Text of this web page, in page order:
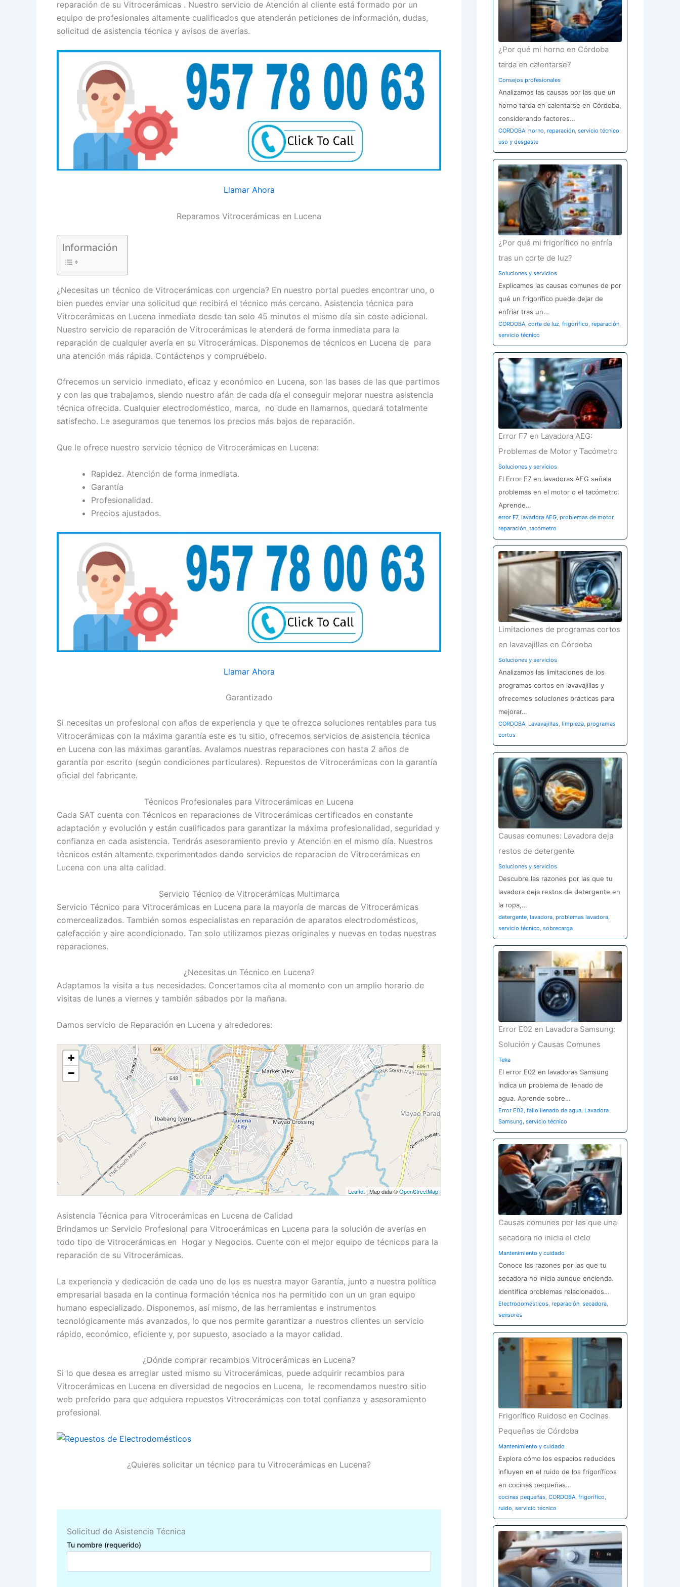
reparación de su Vitrocerámicas . Nuestro servicio de Atención al cliente está formado por un
equipo de profesionales altamente cualificados que atenderán peticiones de información, dudas,
solicitud de asistencia técnica y avisos de averías.
Llamar Ahora
Reparamos Vitrocerámicas en Lucena
Información
¿Necesitas un técnico de Vitrocerámicas con urgencia? En nuestro portal puedes encontrar uno, o
bien puedes enviar una solicitud que recibirá el técnico más cercano. Asistencia técnica para
Vitrocerámicas en Lucena inmediata desde tan solo 45 minutos el mismo día sin coste adicional.
Nuestro servicio de reparación de Vitrocerámicas le atenderá de forma inmediata para la
reparación de cualquier avería en su Vitrocerámicas. Disponemos de técnicos en Lucena de para
una atención más rápida. Contáctenos y compruébelo.
Ofrecemos un servicio inmediato, eficaz y económico en Lucena, son las bases de las que partimos
y con las que trabajamos, siendo nuestro afán de cada día el conseguir mejorar nuestra asistencia
técnica ofrecida. Cualquier electrodoméstico, marca, no dude en llamarnos, quedará totalmente
satisfecho. Le aseguramos que tenemos los precios más bajos de reparación.
Que le ofrece nuestro servicio técnico de Vitrocerámicas en Lucena:
Rapidez. Atención de forma inmediata.
Garantía
Profesionalidad.
Precios ajustados.
Llamar Ahora
Garantizado
Si necesitas un profesional con años de experiencia y que te ofrezca soluciones rentables para tus
Vitrocerámicas con la máxima garantía este es tu sitio, ofrecemos servicios de asistencia técnica
en Lucena con las máximas garantías. Avalamos nuestras reparaciones con hasta 2 años de
garantía por escrito (según condiciones particulares). Repuestos de Vitrocerámicas con la garantía
oficial del fabricante.
Técnicos Profesionales para Vitrocerámicas en Lucena
Cada SAT cuenta con Técnicos en reparaciones de Vitrocerámicas certificados en constante
adaptación y evolución y están cualificados para garantizar la máxima profesionalidad, seguridad y
confianza en cada asistencia. Tendrás asesoramiento previo y Atención en el mismo día. Nuestros
técnicos están altamente experimentados dando servicios de reparacion de Vitrocerámicas en
Lucena con una alta calidad.
Servicio Técnico de Vitrocerámicas Multimarca
Servicio Técnico para Vitrocerámicas en Lucena para la mayoría de marcas de Vitrocerámicas
comercealizados. También somos especialistas en reparación de aparatos electrodomésticos,
calefacción y aire acondicionado. Tan solo utilizamos piezas originales y nuevas en todas nuestras
reparaciones.
¿Necesitas un Técnico en Lucena?
Adaptamos la visita a tus necesidades. Concertamos cita al momento con un amplio horario de
visitas de lunes a viernes y también sábados por la mañana.
Damos servicio de Reparación en Lucena y alrededores:
+
−
Leaflet | Map data ©OpenStreetMap
Asistencia Técnica para Vitrocerámicas en Lucena de Calidad
Brindamos un Servicio Profesional para Vitrocerámicas en Lucena para la solución de averías en
todo tipo de Vitrocerámicas en Hogar y Negocios. Cuente con el mejor equipo de técnicos para la
reparación de su Vitrocerámicas.
La experiencia y dedicación de cada uno de los es nuestra mayor Garantía, junto a nuestra política
empresarial basada en la continua formación técnica nos ha permitido con un un gran equipo
humano especializado. Disponemos, así mismo, de las herramientas e instrumentos
tecnológicamente más avanzados, lo que nos permite garantizar a nuestros clientes un servicio
rápido, económico, eficiente y, por supuesto, asociado a la mayor calidad.
¿Dónde comprar recambios Vitrocerámicas en Lucena?
Si lo que desea es arreglar usted mismo su Vitrocerámicas, puede adquirir recambios para
Vitrocerámicas en Lucena en diversidad de negocios en Lucena, le recomendamos nuestro sitio
web preferido para que adquiera repuestos Vitrocerámicas con total confianza y asesoramiento
profesional.
¿Quieres solicitar un técnico para tu Vitrocerámicas en Lucena?
Solicitud de Asistencia Técnica
Tu nombre (requerido)
¿Por qué mi horno en Córdoba
tarda en calentarse?
Consejos profesionales
Analizamos las causas por las que un
horno tarda en calentarse en Córdoba,
considerando factores…
CORDOBA, horno, reparación, servicio técnico,
uso y desgaste
¿Por qué mi frigorífico no enfría
tras un corte de luz?
Soluciones y servicios
Explicamos las causas comunes de por
qué un frigorífico puede dejar de
enfriar tras un…
CORDOBA, corte de luz, frigorífico, reparación,
servicio técnico
Error F7 en Lavadora AEG:
Problemas de Motor y Tacómetro
Soluciones y servicios
El Error F7 en lavadoras AEG señala
problemas en el motor o el tacómetro.
Aprende…
error F7, lavadora AEG, problemas de motor,
reparación, tacómetro
Limitaciones de programas cortos
en lavavajillas en Córdoba
Soluciones y servicios
Analizamos las limitaciones de los
programas cortos en lavavajillas y
ofrecemos soluciones prácticas para
mejorar…
CORDOBA, Lavavajillas, limpieza, programas
cortos
Causas comunes: Lavadora deja
restos de detergente
Soluciones y servicios
Descubre las razones por las que tu
lavadora deja restos de detergente en
la ropa,…
detergente, lavadora, problemas lavadora,
servicio técnico, sobrecarga
Error E02 en Lavadora Samsung:
Solución y Causas Comunes
Teka
El error E02 en lavadoras Samsung
indica un problema de llenado de
agua. Aprende sobre…
Error E02, fallo llenado de agua, Lavadora
Samsung, servicio técnico
Causas comunes por las que una
secadora no inicia el ciclo
Mantenimiento y cuidado
Conoce las razones por las que tu
secadora no inicia aunque encienda.
Identifica problemas relacionados…
Electrodomésticos, reparación, secadora,
sensores
Frigorífico Ruidoso en Cocinas
Pequeñas de Córdoba
Mantenimiento y cuidado
Explora cómo los espacios reducidos
influyen en el ruido de los frigoríficos
en cocinas pequeñas…
cocinas pequeñas, CORDOBA, frigorífico,
ruido, servicio técnico